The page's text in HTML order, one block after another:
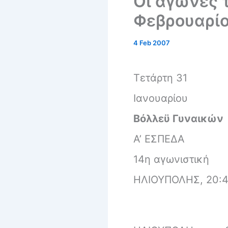
4 Feb 2007
Τετάρτη 31
Ιανουαρίου
Βόλλεϋ Γυναικών
Α’ ΕΣΠΕΔΑ
14η αγωνιστική
ΗΛΙΟΥΠΟΛΗΣ,